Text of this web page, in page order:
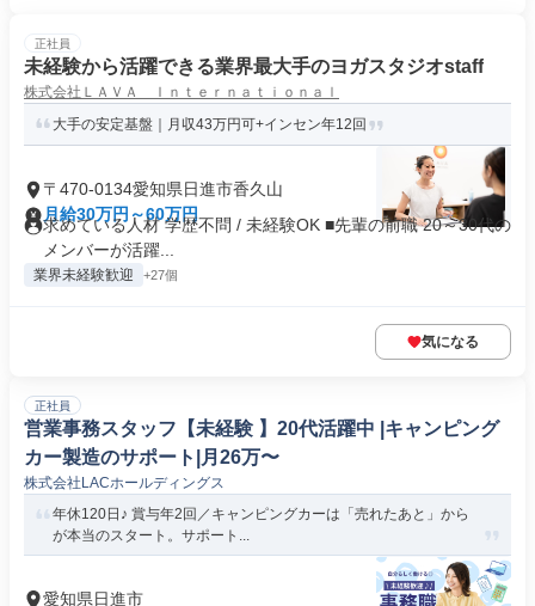
正社員
未経験から活躍できる業界最大手のヨガスタジオstaff
株式会社ＬＡＶＡ Ｉｎｔｅｒｎａｔｉｏｎａｌ
大手の安定基盤｜月収43万円可+インセン年12回
〒470-0134愛知県日進市香久山
月給30万円～60万円
求めている人材 学歴不問 / 未経験OK ■先輩の前職 20～30代の
メンバーが活躍...
業界未経験歓迎 +27個
気になる
正社員
営業事務スタッフ【未経験 】20代活躍中 |キャンピング
カー製造のサポート|月26万〜
株式会社LACホールディングス
年休120日♪ 賞与年2回／キャンピングカーは「売れたあと」から
が本当のスタート。サポート...
愛知県日進市